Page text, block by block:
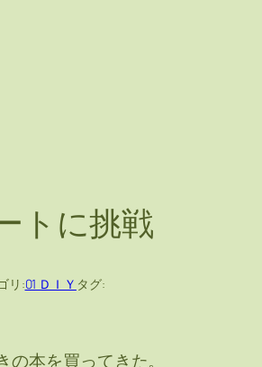
トに挑戦
リ:01 ＤＩＹ タグ:
の本を買ってきた。